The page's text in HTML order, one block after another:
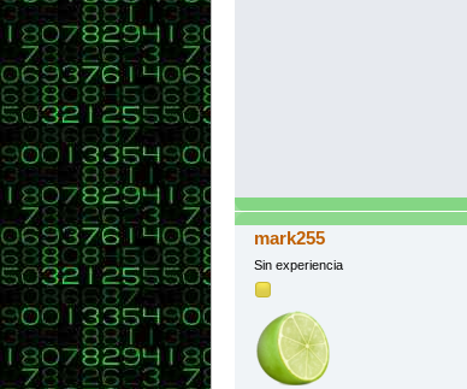
mark255
Sin experiencia